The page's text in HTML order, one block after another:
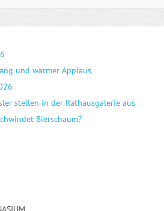
und warmer Applaus
stellen in der Rathausgalerie aus
Bierschaum?